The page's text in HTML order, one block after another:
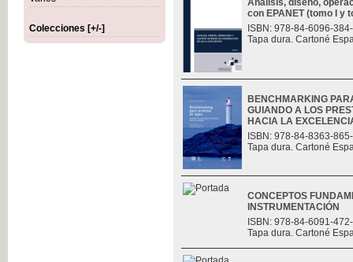
Colecciones [+/-]
Análisis, diseño,
con EPANET (tomo I y
ISBN: 978-84-6096-
Tapa dura. Cartoné
BENCHMARKING
GUIANDO A LOS
HACIA LA
ISBN: 978-84-8363-
Tapa dura. Cartoné
CONCEPTOS
INSTRUMENTACIÓN
ISBN: 978-84-6091-
Tapa dura. Cartoné